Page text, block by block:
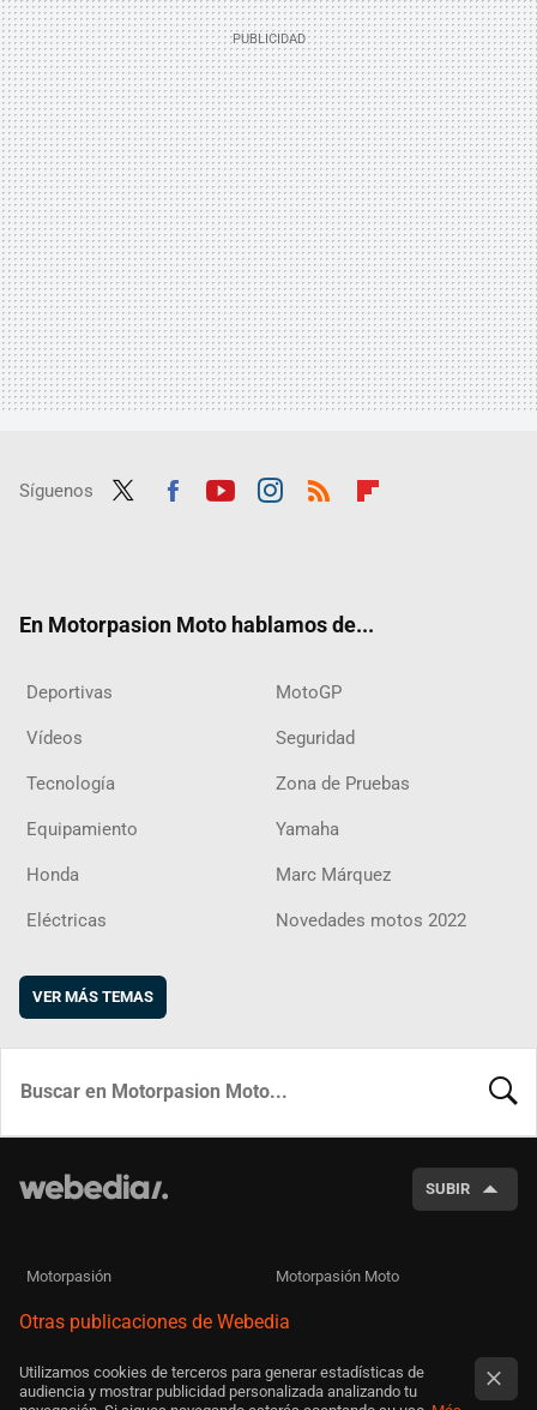
Síguenos
En Motorpasion Moto hablamos de...
Deportivas MotoGP
Vídeos Seguridad
Tecnología Zona de Pruebas
Equipamiento Yamaha
Honda Marc Márquez
Eléctricas Novedades motos 2022
VER MÁS TEMAS
SUBIR
Motorpasión Motorpasión Moto
Otras publicaciones de Webedia
Utilizamos cookies de terceros para generar estadísticas de
audiencia y mostrar publicidad personalizada analizando tu